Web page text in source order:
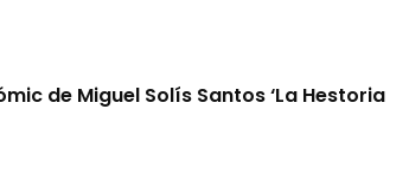
de Miguel Solís Santos ‘La Hestoria